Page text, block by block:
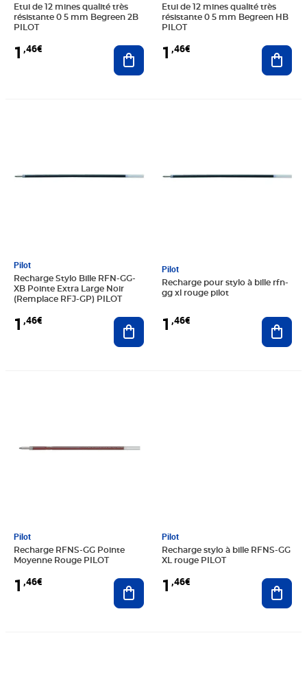
Etui de 12 mines qualité très
résistante 0 5 mm Begreen 2B
PILOT
1 ,46€ Ajouter au panier
Etui de 12 mines qualité très
résistante 0 5 mm Begreen HB
PILOT
1 ,46€
Pilot
Recharge Stylo Bille RFN-GG-
XB Pointe Extra Large Noir
(Remplace RFJ-GP) PILOT
1 ,46€ Ajouter au panier
Pilot
Recharge pour stylo à bille rfn-
gg xl rouge pilot
1 ,46€
Pilot
Recharge RFNS-GG Pointe
Moyenne Rouge PILOT
1 ,46€ Ajouter au panier
Pilot
Recharge stylo à bille RFNS-GG
XL rouge PILOT
1 ,46€